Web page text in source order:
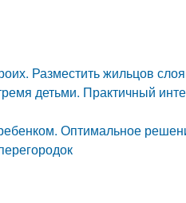
Разместить жильцов
детьми. Практичный
Оптимальное